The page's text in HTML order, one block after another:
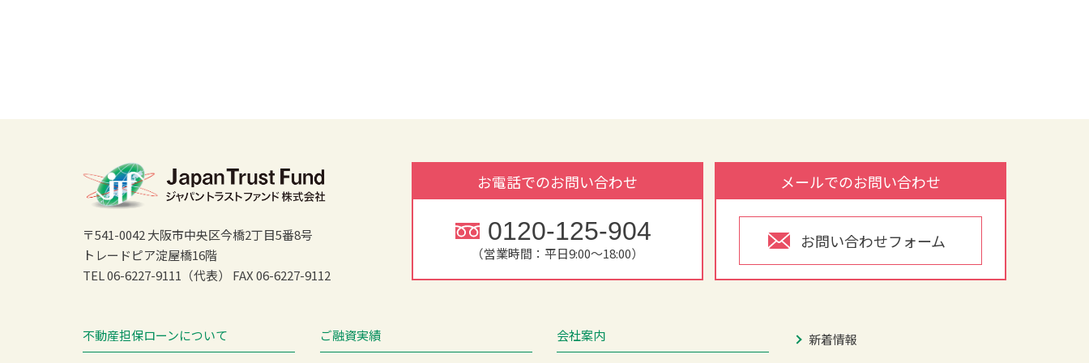
〒541-0042 大阪市中央区今橋2丁目5番8号
トレードピア淀屋橋16階
TEL 06-6227-9111（代表）
FAX 06-6227-9112
お電話でのお問い合わせ
0120-125-904
（営業時間：平日9:00～18:00）
メールでのお問い合わせ
お問い合わせフォーム
不動産担保ローンについて ご融資実績 会社案内 新着情報